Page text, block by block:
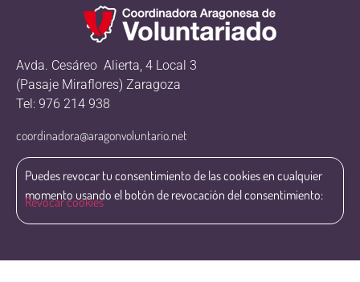
Avda. Cesáreo Alierta, 4 Local 3
(Pasaje Miraflores) Zaragoza
Tel: 976 214 938
coordinadora@aragonvoluntario.net
Puedes revocar tu consentimiento de las cookies en cualquier
momento usando el botón de revocación del consentimiento:
Revocar cookies